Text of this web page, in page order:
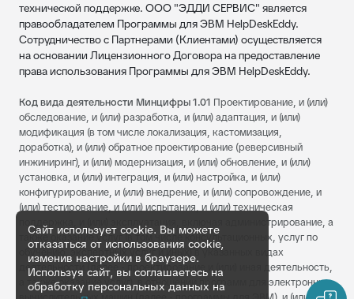
технической поддержке. ООО "ЭДДИ СЕРВИС" является
правообладателем Программы для ЭВМ HelpDeskEddy.
Сотрудничество с Партнерами (Клиентами) осуществляется
на основании Лицензионного Договора на предоставление
права использования Программы для ЭВМ HelpDeskEddy.
Код вида деятельности Минцифры 1.01 Проектирование, и (или)
обследование, и (или) разработка, и (или) адаптация, и (или)
модификация (в том числе локализация, кастомизация,
доработка), и (или) обратное проектирование (реверсивный
инжиниринг), и (или) модернизация, и (или) обновление, и (или)
установка, и (или) интеграция, и (или) настройка, и (или)
конфигурирование, и (или) внедрение, и (или) сопровождение, и
(или) тестирование, и (или) испытания, и (или) техническая
поддержка, и (или) эксплуатация, включая администрирование, а
также оказание услуг (в том числе консультационных, услуг по
обучению, экспертных услуг и иных) в указанных видах
деятельности (далее - проектирование и (или) иная деятельность,
а также оказание услуг), в отношении программ для электронных
Сайт использует cookie. Вы можете
отказаться от использования cookie,
изменив настройки в браузере.
Используя сайт, вы соглашаетесь на
обработку персональных данных на